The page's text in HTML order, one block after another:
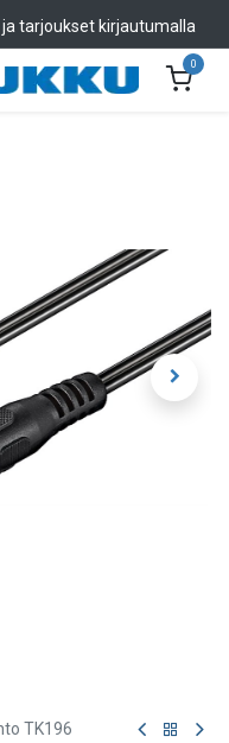
tarjoukset kirjautumalla
0
TK196